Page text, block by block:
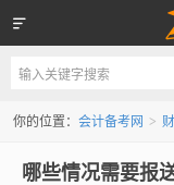
会计备考网
你的位置： 会计备考网 >
哪些情况需要报